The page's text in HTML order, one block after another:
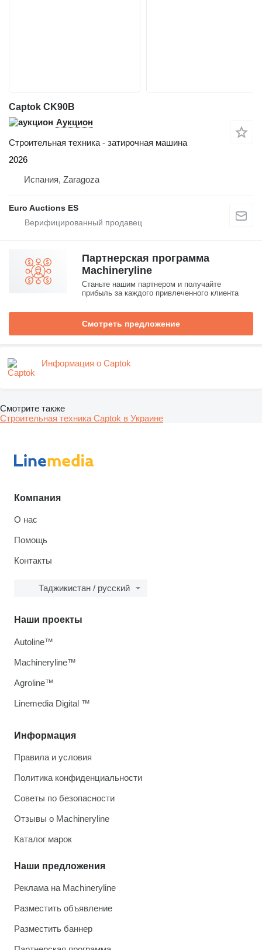
Captok CK90B
Аукцион
Строительная техника - затирочная машина
2026
Испания, Zaragoza
Euro Auctions ES
Партнерская программа
Machineryline
Станьте нашим партнером и получайте
прибыль за каждого привлеченного клиента
Смотреть предложение
Информация о Captok
Смотрите также
Строительная техника Captok в Украине
Компания
О нас
Помощь
Контакты
Таджикистан / русский
Информация
Правила и условия
Политика конфиденциальности
Советы по безопасности
Отзывы о Machineryline
Каталог марок
Наши предложения
Реклама на Machineryline
Разместить объявление
Разместить баннер
Наши проекты
Autoline™
Machineryline™
Agroline™
Linemedia Digital ™